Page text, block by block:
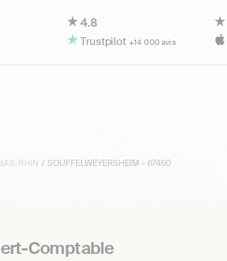
4.8
Trustpilot +14 000 avis
RHIN / SOUFFELWEYERSHEIM - 67460
Comptable